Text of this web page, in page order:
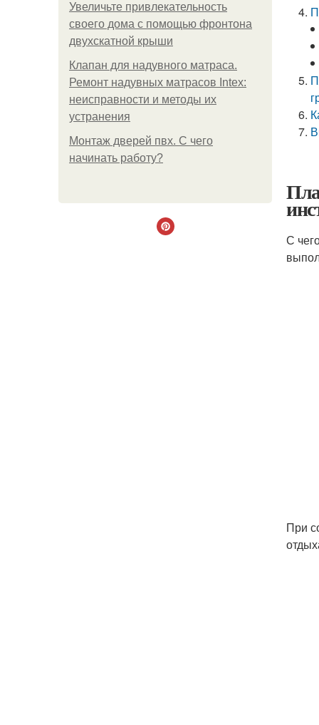
Увеличьте привлекательность
своего дома с помощью фронтона
двухскатной крыши
Клапан для надувного матраса.
Ремонт надувных матрасов Intex:
неисправности и методы их
устранения
Монтаж дверей пвх. С чего
начинать работу?
С
При